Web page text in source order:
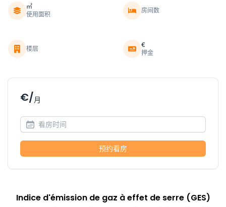
㎡
使用面积
房间数
楼层
€
押金
€/月
预约看房
Indice d'émission de gaz à effet de serre (GES)